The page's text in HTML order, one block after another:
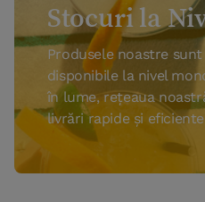
Stocuri la
Produsele noastre
disponibile la nivel
în lume, rețeaua
livrări rapide și eficiente